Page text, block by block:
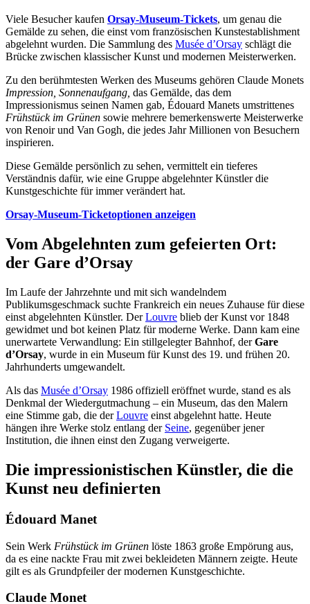
Viele Besucher kaufen Orsay-Museum-Tickets, um genau die
Gemälde zu sehen, die einst vom französischen Kunstestablishment
abgelehnt wurden. Die Sammlung des Musée d’Orsay schlägt die
Brücke zwischen klassischer Kunst und modernen Meisterwerken.
Zu den berühmtesten Werken des Museums gehören Claude Monets
Impression, Sonnenaufgang, das Gemälde, das dem
Impressionismus seinen Namen gab, Édouard Manets umstrittenes
Frühstück im Grünen sowie mehrere bemerkenswerte Meisterwerke
von Renoir und Van Gogh, die jedes Jahr Millionen von Besuchern
inspirieren.
Diese Gemälde persönlich zu sehen, vermittelt ein tieferes
Verständnis dafür, wie eine Gruppe abgelehnter Künstler die
Kunstgeschichte für immer verändert hat.
Orsay-Museum-Ticketoptionen anzeigen
Vom Abgelehnten zum gefeierten Ort:
der Gare d’Orsay
Im Laufe der Jahrzehnte und mit sich wandelndem
Publikumsgeschmack suchte Frankreich ein neues Zuhause für diese
einst abgelehnten Künstler. DerLouvre blieb der Kunst vor 1848
gewidmet und bot keinen Platz für moderne Werke. Dann kam eine
unerwartete Verwandlung: Ein stillgelegter Bahnhof, derGare
d’Orsay, wurde in ein Museum für Kunst des 19. und frühen 20.
Jahrhunderts umgewandelt.
Als das Musée d’Orsay 1986 offiziell eröffnet wurde, stand es als
Denkmal der Wiedergutmachung – ein Museum, das den Malern
eine Stimme gab, die derLouvre einst abgelehnt hatte. Heute
hängen ihre Werke stolz entlang der Seine, gegenüber jener
Institution, die ihnen einst den Zugang verweigerte.
Die impressionistischen Künstler, die die
Kunst neu definierten
Édouard Manet
Sein Werk Frühstück im Grünen löste 1863 große Empörung aus,
da es eine nackte Frau mit zwei bekleideten Männern zeigte. Heute
gilt es als Grundpfeiler der modernen Kunstgeschichte.
Claude Monet